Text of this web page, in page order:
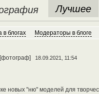
Лучшее
в блогах Модераторы в блоге
[фотограф] 18.09.2021, 11:54
новых "ню" моделей для